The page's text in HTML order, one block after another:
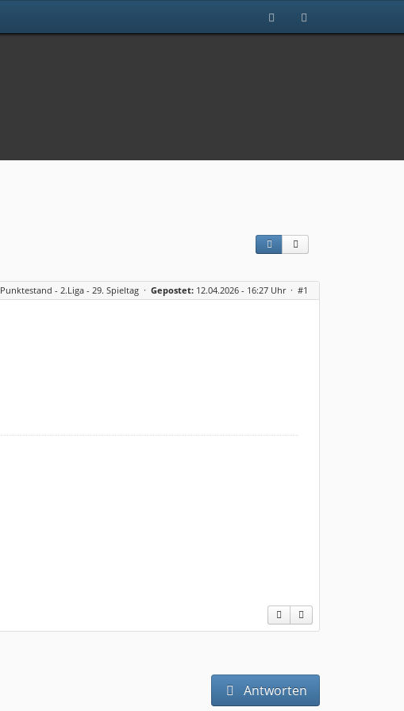
Punktestand - 2.Liga - 29. Spieltag · Gepostet: 12.04.2026 - 16:27 Uhr · #1
Antworten